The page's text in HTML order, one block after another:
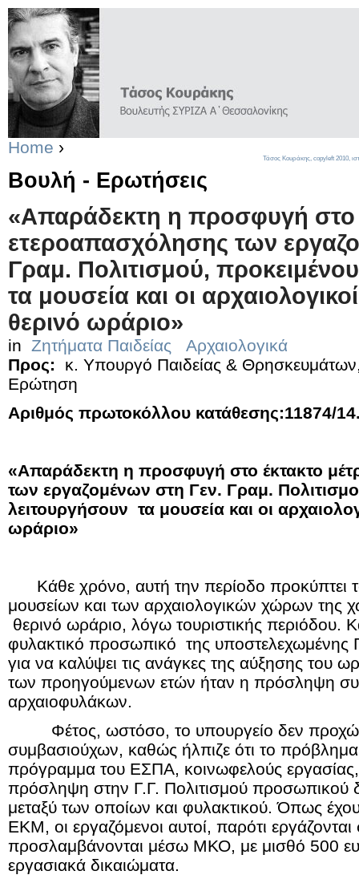
Home ›
Βουλή - Ερωτήσεις
«Απαράδεκτη η προσφυγή στο
ετεροαπασχόλησης των
Γραμ. Πολιτισμού,
τα μουσεία και οι
θερινό ωράριο»
in Ζητήματα Παιδείας
Αρχαιολογικά
Προς:
κ. Υπουργό Παιδείας &
Ερώτηση
Αριθμός πρωτοκόλλου κατάθεσης:11874/
«Απαράδεκτη η προσφυγή στο έκτακτο
των εργαζομένων στη Γεν. Γραμ.
λειτουργήσουν τα μουσεία και οι
ωράριο»
Κάθε χρόνο, αυτή την περίοδο προκύπτει
μουσείων και των αρχαιολογικών χώρων της
θερινό ωράριο, λόγω τουριστικής περιόδου.
φυλακτικό προσωπικό της υποστελεχωμένης
για να καλύψει τις ανάγκες της αύξησης του
των προηγούμενων ετών ήταν η πρόσληψη
αρχαιοφυλάκων.
Φέτος, ωστόσο, το υπουργείο δεν
συμβασιούχων, καθώς ήλπιζε ότι το
πρόγραμμα του ΕΣΠΑ, κοινωφελούς
πρόσληψη στην Γ.Γ. Πολιτισμού προσωπικού
μεταξύ των οποίων και φυλακτικού. Όπως
ΕΚΜ, οι εργαζόμενοι αυτοί, παρότι
προσλαμβάνονται μέσω ΜΚΟ, με μισθό 500
εργασιακά δικαιώματα.
Τάσος Κουράκης, copyleft 2010,